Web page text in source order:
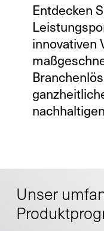
Entdecken
innovativen
Unser